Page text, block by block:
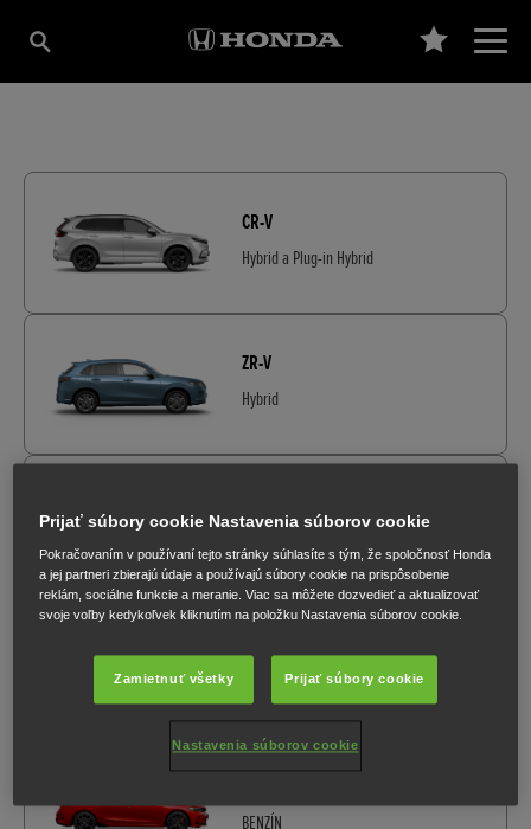
CR-V
Hybrid a Plug-in Hybrid
ZR-V
Hybrid
BENZÍN
Prijať súbory cookie Nastavenia súborov cookie
Pokračovaním v používaní tejto stránky súhlasíte s tým, že spoločnosť Honda
a jej partneri zbierajú údaje a používajú súbory cookie na prispôsobenie
reklám, sociálne funkcie a meranie. Viac sa môžete dozvedieť a aktualizovať
svoje voľby kedykoľvek kliknutím na položku Nastavenia súborov cookie.
Zamietnuť všetky Prijať súbory cookie
Nastavenia súborov cookie